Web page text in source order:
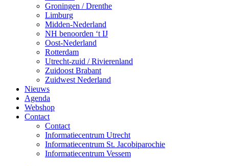
Groningen / Drenthe
Limburg
Midden-Nederland
NH benoorden ‘t IJ
Oost-Nederland
Rotterdam
Utrecht-zuid / Rivierenland
Zuidoost Brabant
Zuidwest Nederland
Nieuws
Agenda
Webshop
Contact
Contact
Informatiecentrum Utrecht
Informatiecentrum St. Jacobiparochie
Informatiecentrum Vessem